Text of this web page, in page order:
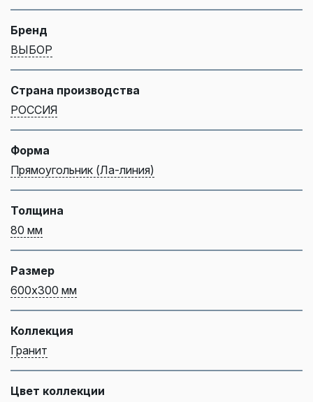
Бренд
ВЫБОР
Страна производства
РОССИЯ
Форма
Прямоугольник (Ла-линия)
Толщина
80 мм
Размер
600х300 мм
Коллекция
Гранит
Цвет коллекции